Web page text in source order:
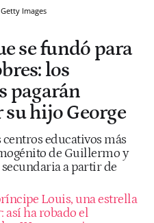
Getty Images
se fundó para
los
pagarán
hijo George
educativos más
de Guillermo y
a partir de
Louis, una estrella
así ha robado el